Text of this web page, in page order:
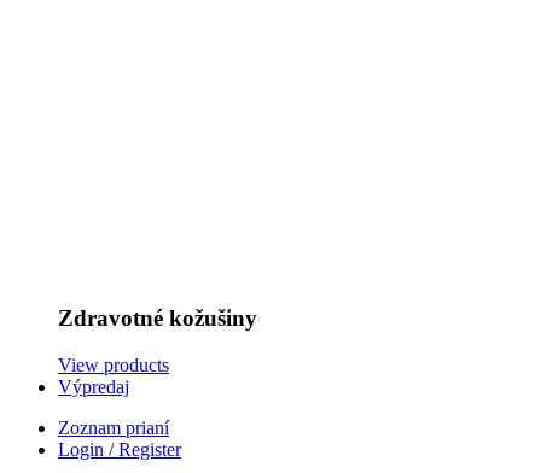
Zdravotné kožušiny
View products
Výpredaj
Zoznam prianí
Login / Register